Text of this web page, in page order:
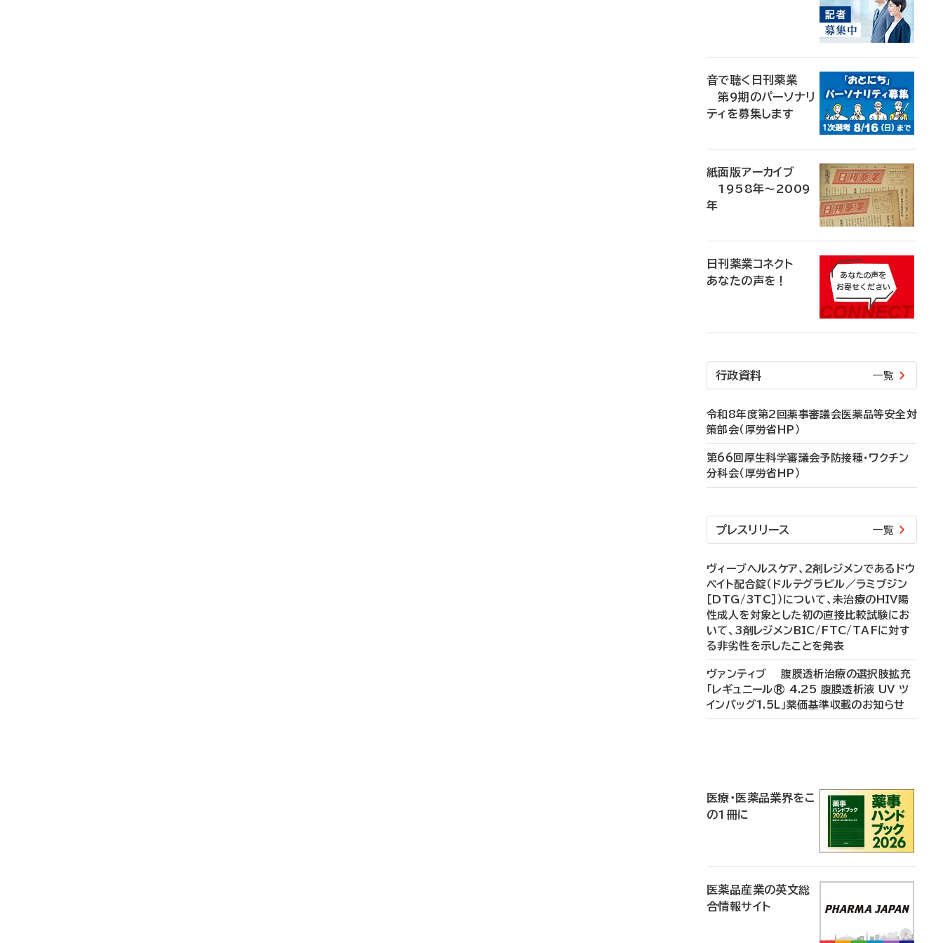
音で聴く日刊薬業
第9期のパーソナリ
ティを募集します
紙面版アーカイブ
1958年～2009
年
日刊薬業コネクト
あなたの声を！
行政資料 一覧
令和8年度第2回薬事審議会医薬品等安全対
策部会（厚労省HP）
第66回厚生科学審議会予防接種・ワクチン
分科会（厚労省HP）
プレスリリース 一覧
ヴィーブヘルスケア、2剤レジメンであるドウ
ベイト配合錠（ドルテグラビル／ラミブジン
［DTG/3TC］）について、未治療のHIV陽
性成人を対象とした初の直接比較試験にお
いて、3剤レジメンBIC/FTC/TAFに対す
る非劣性を示したことを発表
ヴァンティブ 腹膜透析治療の選択肢拡充
「レギュニール® 4.25 腹膜透析液 UV ツ
インバッグ1.5L」薬価基準収載のお知らせ
医療・医薬品業界をこ
の1冊に
医薬品産業の英文総
合情報サイト